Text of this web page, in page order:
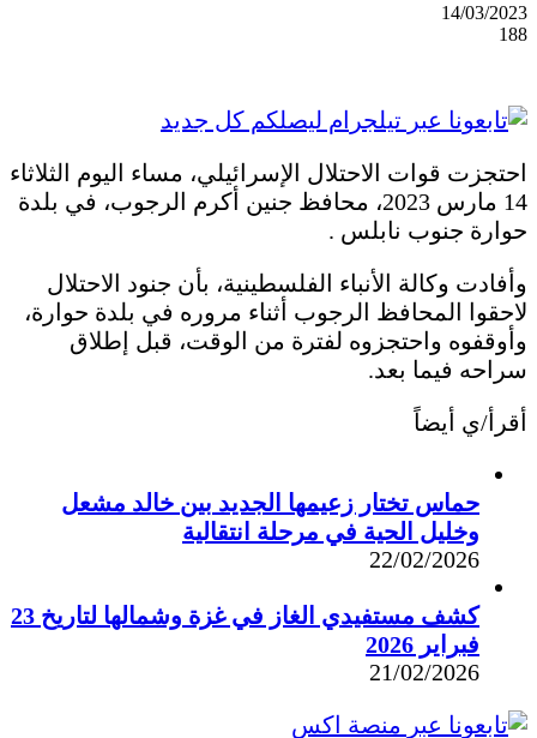
14/03/2023
188
احتجزت قوات الاحتلال الإسرائيلي، مساء اليوم الثلاثاء
14 مارس 2023، محافظ جنين أكرم الرجوب، في بلدة
حوارة جنوب نابلس .
وأفادت وكالة الأنباء الفلسطينية، بأن جنود الاحتلال
لاحقوا المحافظ الرجوب أثناء مروره في بلدة حوارة،
وأوقفوه واحتجزوه لفترة من الوقت، قبل إطلاق
سراحه فيما بعد.
أقرأ/ي أيضاً
حماس تختار زعيمها الجديد بين خالد مشعل
وخليل الحية في مرحلة انتقالية
22/02/2026
كشف مستفيدي الغاز في غزة وشمالها لتاريخ 23
فبراير 2026
21/02/2026